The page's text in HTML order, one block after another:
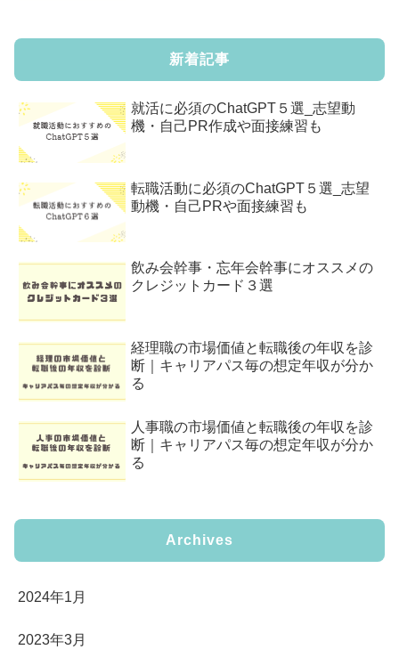
新着記事
就活に必須のChatGPT５選_志望動
機・自己PR作成や面接練習も
転職活動に必須のChatGPT５選_志望
動機・自己PRや面接練習も
飲み会幹事・忘年会幹事にオススメの
クレジットカード３選
経理職の市場価値と転職後の年収を診
断｜キャリアパス毎の想定年収が分か
る
人事職の市場価値と転職後の年収を診
断｜キャリアパス毎の想定年収が分か
る
Archives
2024年1月
2023年3月